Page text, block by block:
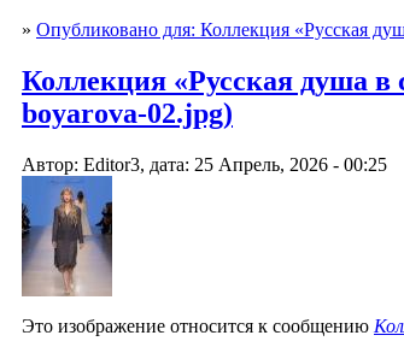
» Опубликовано для: Коллекция «Русская
Коллекция «Русская душа в
boyarova-02.jpg)
Автор: Editor3, дата: 25 Апрель, 2026 - 00:25
Это изображение относится к сообщению